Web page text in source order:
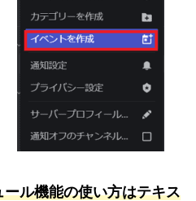
ール機能の使い方はテキス